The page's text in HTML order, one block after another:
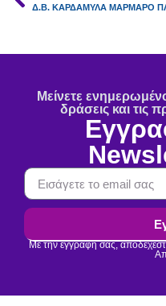
Μείνετε
δράσεις και τις
Με την εγγραφή σας,